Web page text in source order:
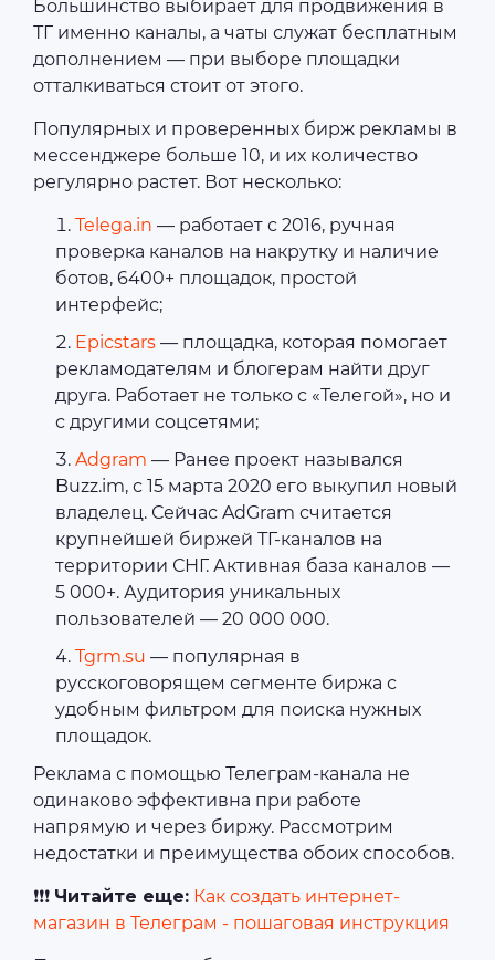
Большинство выбирает для продвижения в
ТГ именно каналы, а чаты служат бесплатным
дополнением — при выборе площадки
отталкиваться стоит от этого.
Популярных и проверенных бирж рекламы в
мессенджере больше 10, и их количество
регулярно растет. Вот несколько:
Telega.in — работает с 2016, ручная
проверка каналов на накрутку и наличие
ботов, 6400+ площадок, простой
интерфейс;
Epicstars — площадка, которая помогает
рекламодателям и блогерам найти друг
друга. Работает не только с «Телегой», но и
с другими соцсетями;
Adgram — Ранее проект назывался
Buzz.im, с 15 марта 2020 его выкупил новый
владелец. Сейчас AdGram считается
крупнейшей биржей ТГ-каналов на
территории СНГ. Активная база каналов —
5 000+. Аудитория уникальных
пользователей — 20 000 000.
Tgrm.su — популярная в
русскоговорящем сегменте биржа с
удобным фильтром для поиска нужных
площадок.
Реклама с помощью Телеграм-канала не
одинаково эффективна при работе
напрямую и через биржу. Рассмотрим
недостатки и преимущества обоих способов.
❗❗❗ Читайте еще: Как создать интернет-
магазин в Телеграм - пошаговая инструкция